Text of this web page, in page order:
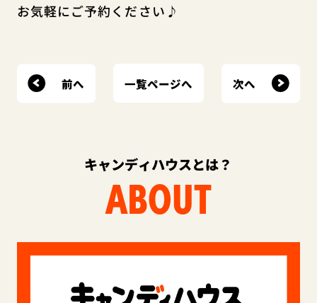
お気軽にご予約ください♪
前へ 一覧ページへ 次へ
キャンディハウスとは？
ABOUT